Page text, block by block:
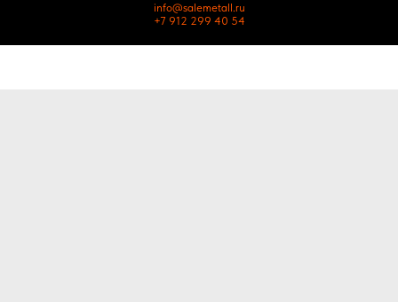
info@salemetall.ru
+7 912 299 40 54